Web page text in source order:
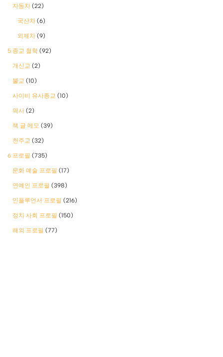
자동차 (22)
국산차 (6)
외제차 (9)
5 종교 철학 (92)
개신교 (2)
불교 (10)
사이비 유사종교 (10)
역사 (2)
책 글 메모 (39)
천주교 (32)
6 프로필 (735)
문화 예술 프로필 (17)
연예인 프로필 (398)
인플루언서 프로필 (216)
정치 사회 프로필 (150)
해외 프로필 (77)